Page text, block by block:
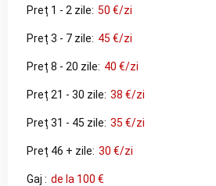
Preț 1 - 2 zile: 50 €/zi
Preț 3 - 7 zile: 45 €/zi
Preț 8 - 20 zile: 40 €/zi
Preț 21 - 30 zile: 38 €/zi
Preț 31 - 45 zile: 35 €/zi
Preț 46 + zile: 30 €/zi
Gaj : de la 100 €